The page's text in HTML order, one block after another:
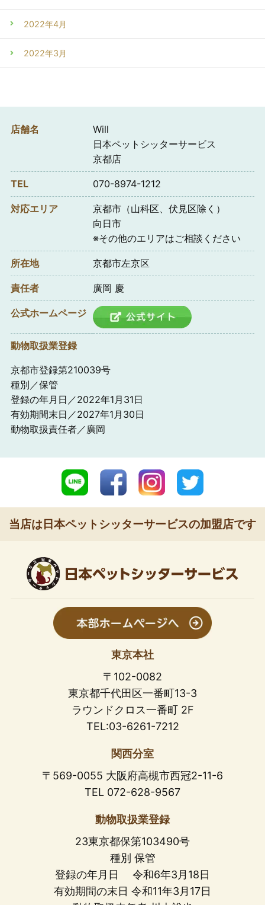
2022年4月
2022年3月
店舗名
Will
日本ペットシッターサービス
京都店
TEL 070-8974-1212
対応エリア
京都市（山科区、伏見区除く）
向日市
※その他のエリアはご相談ください
所在地 京都市左京区
責任者 廣岡 慶
公式ホームページ
動物取扱業登録
京都市登録第210039号
種別／保管
登録の年月日／2022年1月31日
有効期間末日／2027年1月30日
動物取扱責任者／廣岡
当店は日本ペットシッターサービスの加盟店です
東京本社
〒102-0082
東京都千代田区一番町13-3
ラウンドクロス一番町 2F
TEL:03-6261-7212
関西分室
〒569-0055 大阪府高槻市西冠2-11-6
TEL 072-628-9567
動物取扱業登録
23東京都保第103490号
種別 保管
登録の年月日 令和6年3月18日
有効期間の末日 令和11年3月17日